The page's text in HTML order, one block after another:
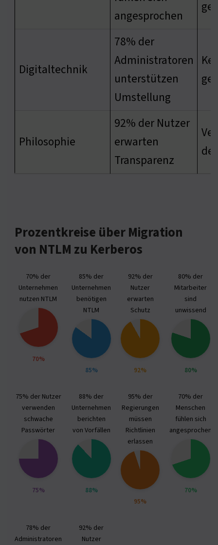
angesprochen
Digitaltechnik
78% der
Administratoren
unterstützen
Umstellung
Philosophie
92% der Nutzer
erwarten
Transparenz
Prozentkreise über Migration
von NTLM zu Kerberos
70% der
Unternehmen
nutzen NTLM
70%
85% der
Unternehmen
benötigen
NTLM
85%
92% der
Nutzer
erwarten
Schutz
92%
80% der
Mitarbeiter
sind
unwissend
80%
75% der Nutzer
verwenden
schwache
Passwörter
75%
88% der
Unternehmen
berichten
von Vorfällen
88%
95% der
Regierungen
müssen
Richtlinien
erlassen
95%
70% der
Menschen
fühlen sich
angesprochen
70%
78% der
Administratoren
92% der
Nutzer